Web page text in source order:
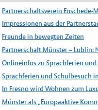
Impressionen aus der
Freunde in bewegten Zeiten
In Fresno wird Wohnen zum